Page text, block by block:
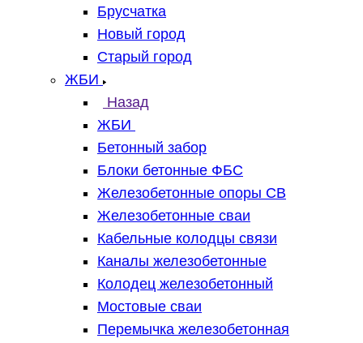
Брусчатка
Новый город
Старый город
ЖБИ
Назад
ЖБИ
Бетонный забор
Блоки бетонные ФБС
Железобетонные опоры СВ
Железобетонные сваи
Кабельные колодцы связи
Каналы железобетонные
Колодец железобетонный
Мостовые сваи
Перемычка железобетонная